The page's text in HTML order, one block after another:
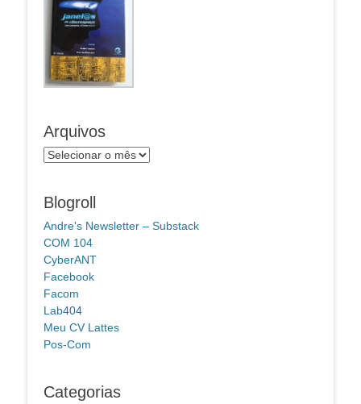
Arquivos
Arquivos
Blogroll
Andre's Newsletter – Substack
COM 104
CyberANT
Facebook
Facom
Lab404
Meu CV Lattes
Pos-Com
Categorias